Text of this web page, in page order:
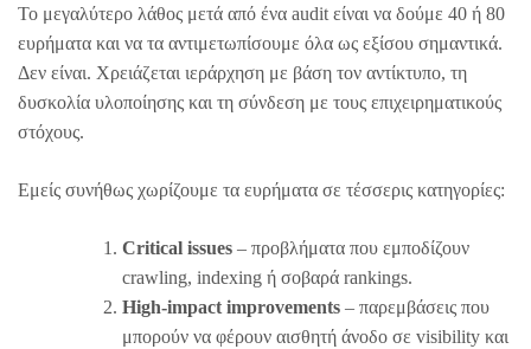
Το μεγαλύτερο λάθος μετά από ένα audit είναι να δούμε 40 ή 80
ευρήματα και να τα αντιμετωπίσουμε όλα ως εξίσου σημαντικά.
Δεν είναι. Χρειάζεται ιεράρχηση με βάση τον αντίκτυπο, τη
δυσκολία υλοποίησης και τη σύνδεση με τους επιχειρηματικούς
στόχους.
Εμείς συνήθως χωρίζουμε τα ευρήματα σε τέσσερις κατηγορίες:
Critical issues – προβλήματα που εμποδίζουν
crawling, indexing ή σοβαρά rankings.
High-impact improvements – παρεμβάσεις που
μπορούν να φέρουν αισθητή άνοδο σε visibility και